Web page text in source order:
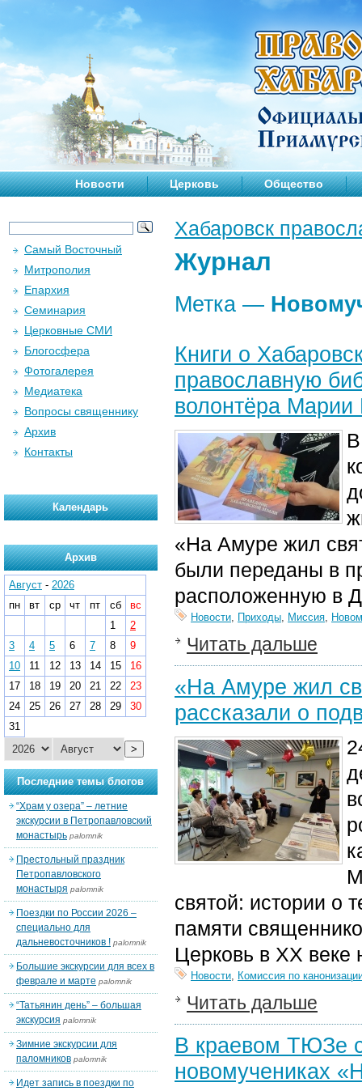
Новости Церковь Общество
Хабаровск
Журнал
Метка —
Книги о
православную
волонтёра Марии
«На Амуре жил
были переданы в
расположенную в
Новости, Приходы, Миссия,
Читать дальше
«На Амуре жил
рассказали о
святой: истории о
памяти
Церковь в XX веке
Новости, Комиссия по
Читать дальше
В краевом ТЮЗе
новомучениках
Самый Восточный
Митрополия
Епархия
Семинария
Церковные СМИ
Блогосфера
Фотогалерея
Медиатека
Вопросы священнику
Архив
Контакты
Календарь
Архив
Август - 2026
пн
вт ср чт пт сб
вс
1
2
3
4 5 6 7 8
9
10
11 12 13 14 15
16
17
18 19 20 21 22
23
24
25 26 27 28 29
30
31
>
Последние темы блогов
“Храм у озера” – летние
экскурсии в Петропавловский
монастырь palomnik
Престольный праздник
Петропавловского
монастыря palomnik
Поездки по России 2026 –
специально для
дальневосточников ! palomnik
Большие экскурсии для всех в
феврале и марте palomnik
“Татьянин день” – большая
экскурсия palomnik
Зимние экскурсии для
паломников palomnik
Идет запись в поездки по